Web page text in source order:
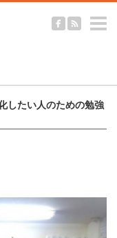
したい人のための勉強